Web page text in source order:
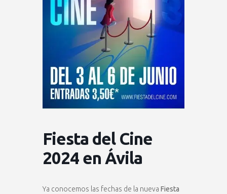
Fiesta del Cine
2024 en Ávila
Ya conocemos las fechas de la nueva Fiesta